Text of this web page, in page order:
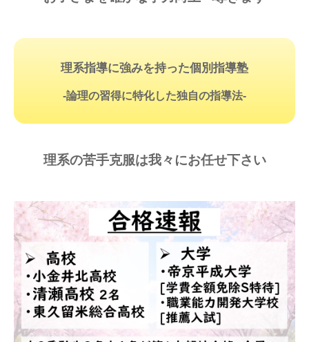
理系指導に強みを持った個別指導塾
-論理の習得に特化した独自の指導法-
理系の苦手克服は我々にお任せ下さい